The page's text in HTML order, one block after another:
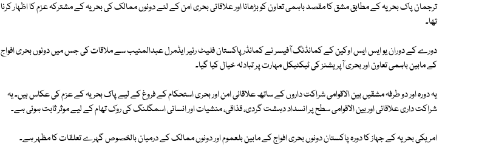
ترجمان پاک بحریہ کے مطابق مشق کا مقصد باہمی تعاون کو بڑھانا اور علاقائی بحری امن کے لئے دونوں ممالک کی بحریہ کے مشترکہ عزم کا اظہار کرنا
تھا۔
دورے کے دوران یو ایس ایس اوکین کے کمانڈنگ آفیسر نے کمانڈر پاکستان فلیٹ رئیر ایڈمرل عبدالمنیب سے ملاقات کی جس میں دونوں بحری افواج
کے مابین باہمی تعاون اور بحری آپریشنز کی ٹیکٹیکل مہارت پر تبادلہ خیال کیا گیا۔
یہ دورہ اور دو طرفہ مشقیں بین الاقوامی شراکت داروں کے ساتھ علاقائی امن اور بحری استحکام کے فروغ کے لیے پاک بحریہ کے عزم کی عکاس ہیں۔ یہ
شراکت داری علاقائی اور بین الاقوامی سطح پر انسداد دہشت گردی، قذاقی، منشیات اور انسانی اسمگلنگ کی روک تھام کے لیے موثر ثابت ہوئی ہے۔
امریکی بحریہ کے جہاز کا دورہ پاکستان دونوں بحری افواج کے مابین بلعموم اور دونوں ممالک کے درمیان بالخصوص گہرے تعلقات کا مظہر ہے۔